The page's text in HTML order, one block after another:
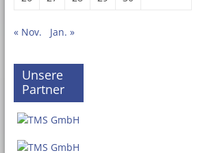
« Nov. Jan. »
Unsere
Partner